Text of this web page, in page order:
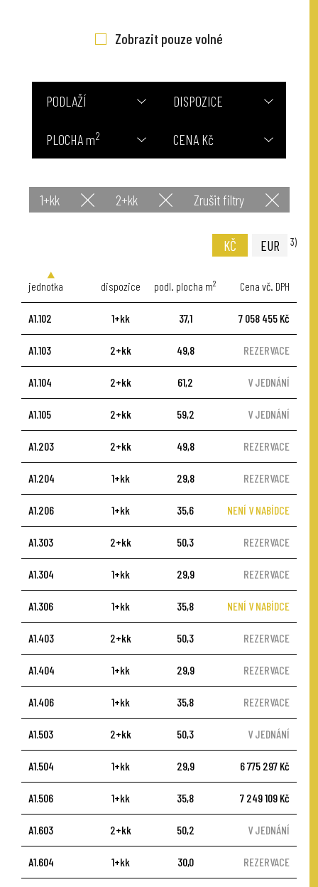
Zobrazit pouze volné
PODLAŽÍ DISPOZICE
PLOCHA m2 CENA Kč
1+kk 2+kk Zrušit filtry
KČ EUR 3)
jednotka dispozice podl. plocha m2 Cena vč. DPH
A1.102 1+kk 37,1 7 058 455 Kč
A1.103 2+kk 49,8 REZERVACE
A1.104 2+kk 61,2 V JEDNÁNÍ
A1.105 2+kk 59,2 V JEDNÁNÍ
A1.203 2+kk 49,8 REZERVACE
A1.204 1+kk 29,8 REZERVACE
A1.206 1+kk 35,6 NENÍ V NABÍDCE
A1.303 2+kk 50,3 REZERVACE
A1.304 1+kk 29,9 REZERVACE
A1.306 1+kk 35,8 NENÍ V NABÍDCE
A1.403 2+kk 50,3 REZERVACE
A1.404 1+kk 29,9 REZERVACE
A1.406 1+kk 35,8 REZERVACE
A1.503 2+kk 50,3 V JEDNÁNÍ
A1.504 1+kk 29,9 6 775 297 Kč
A1.506 1+kk 35,8 7 249 109 Kč
A1.603 2+kk 50,2 V JEDNÁNÍ
A1.604 1+kk 30,0 REZERVACE